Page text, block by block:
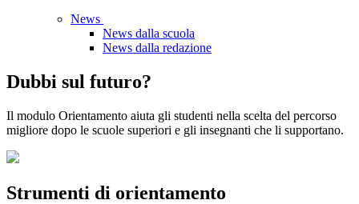
News
News dalla scuola
News dalla redazione
Dubbi sul futuro?
Il modulo Orientamento aiuta gli studenti nella scelta del percorso
migliore dopo le scuole superiori e gli insegnanti che li supportano.
Strumenti di orientamento